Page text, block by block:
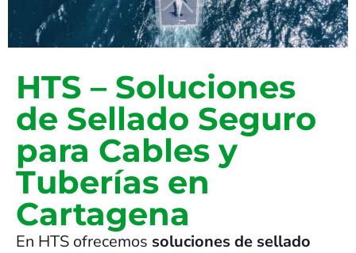
HTS – Soluciones
de Sellado Seguro
para Cables y
Tuberías en
Cartagena
En HTS ofrecemos soluciones de sellado